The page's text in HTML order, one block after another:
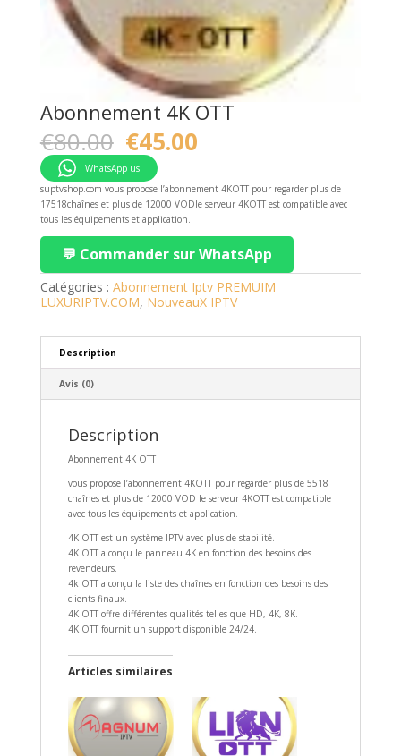
Abonnement 4K OTT
€80.00 Original
price
was:
€80.00.
€45.00Current
price
€45.00.
WhatsApp us
suptvshop.com vous propose l’abonnement 4KOTT pour regarder plus de
17518chaînes et plus de 12000 VODle serveur 4KOTT est compatible avec
tous les équipements et application.
💬 Commander sur WhatsApp
Catégories : Abonnement Iptv PREMUIM
LUXURIPTV.COM, NouveauX IPTV
Description
Avis (0)
Description
Abonnement 4K OTT
vous propose l’abonnement 4KOTT pour regarder plus de 5518
chaînes et plus de 12000 VOD le serveur 4KOTT est compatible
avec tous les équipements et application.
4K OTT est un système IPTV avec plus de stabilité.
4K OTT a conçu le panneau 4K en fonction des besoins des
revendeurs.
4k OTT a conçu la liste des chaînes en fonction des besoins des
clients finaux.
4K OTT offre différentes qualités telles que HD, 4K, 8K.
4K OTT fournit un support disponible 24/24.
Articles similaires